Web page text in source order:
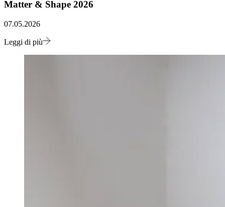
Matter & Shape 2026
07.05.2026
Leggi di più